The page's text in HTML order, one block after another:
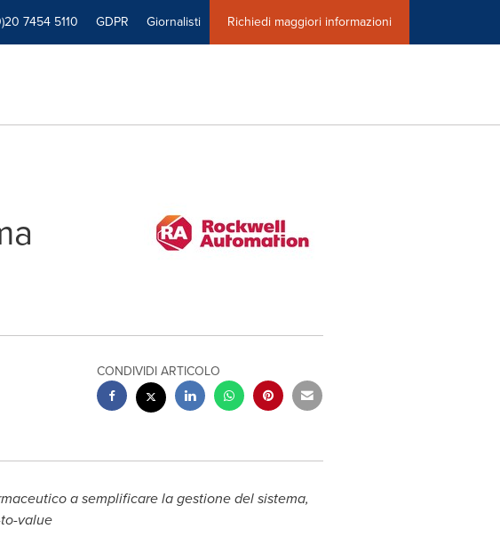
7454 5110 GDPR Giornalisti Richiedi maggiori informazioni
CONDIVIDI ARTICOLO
a semplificare la gestione del sistema,
value